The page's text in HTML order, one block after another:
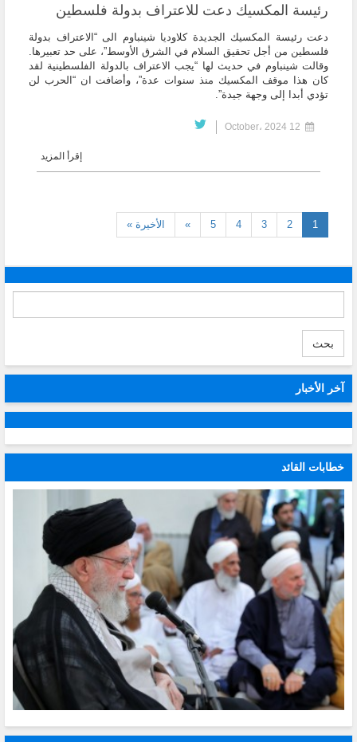
رئيسة المكسيك دعت للاعتراف بدولة فلسطين
دعت رئيسة المكسيك الجديدة كلاوديا شينباوم الى “الاعتراف بدولة
فلسطين من أجل تحقيق السلام في الشرق الأوسط”، على حد تعبيرها.
وقالت شينباوم في حديث لها “يجب الاعتراف بالدولة الفلسطينية لقد
كان هذا موقف المكسيك منذ سنوات عدة”، وأضافت ان “الحرب لن
تؤدي أبدا إلى وجهة جيدة”.
إقرأ المزيد
1
(current)
2
3
4
5
» الأخيرة »
بحث
آخر الأخبار
خطابات القائد